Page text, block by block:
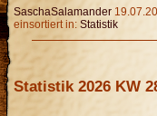
SaschaSalamander
einsortiert in: Statistik
Statistik 2026 KW